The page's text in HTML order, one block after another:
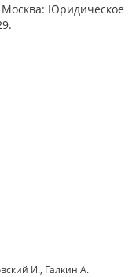
Москва: Юридическое
И., Галкин А.